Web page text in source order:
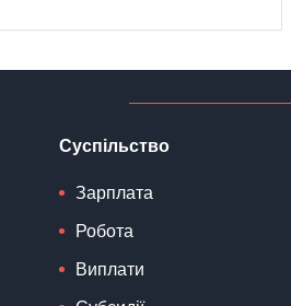
Суспільство
Зарплата
Робота
Виплати